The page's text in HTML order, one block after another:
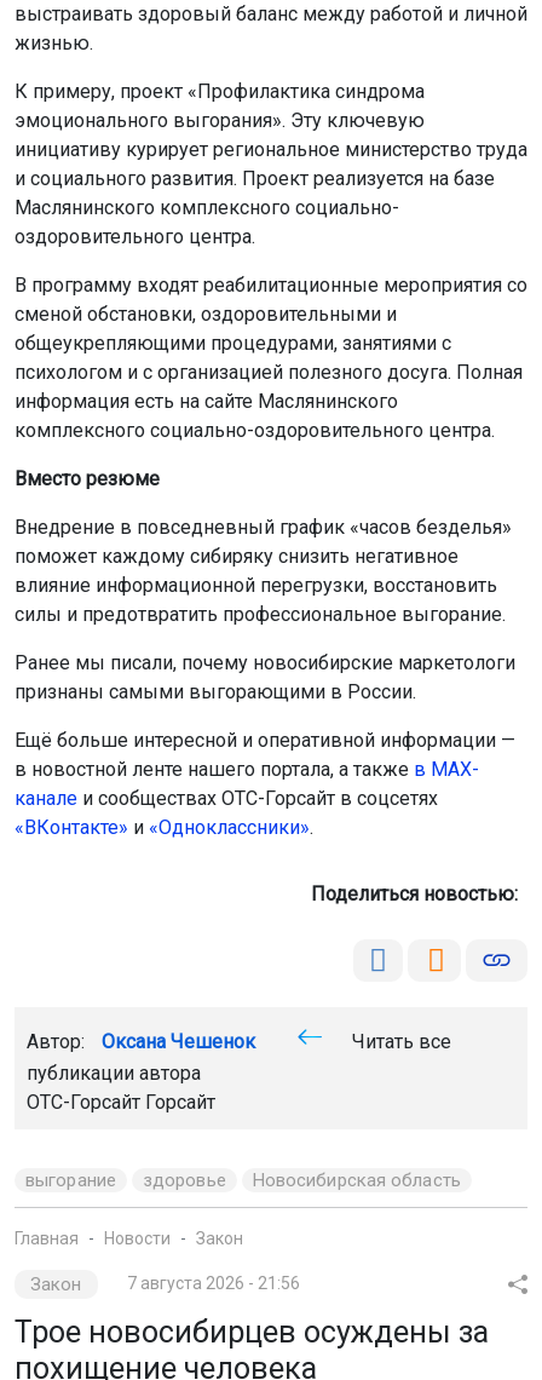
выстраивать здоровый баланс между работой и личной
жизнью.
К примеру, проект «Профилактика синдрома
эмоционального выгорания». Эту ключевую
инициативу курирует региональное министерство труда
и социального развития. Проект реализуется на базе
Маслянинского комплексного социально-
оздоровительного центра.
В программу входят реабилитационные мероприятия со
сменой обстановки, оздоровительными и
общеукрепляющими процедурами, занятиями с
психологом и с организацией полезного досуга. Полная
информация есть на сайте Маслянинского
комплексного социально-оздоровительного центра.
Вместо резюме
Внедрение в повседневный график «часов безделья»
поможет каждому сибиряку снизить негативное
влияние информационной перегрузки, восстановить
силы и предотвратить профессиональное выгорание.
Ранее мы писали, почему новосибирские маркетологи
признаны самыми выгорающими в России.
Ещё больше интересной и оперативной информации —
в новостной ленте нашего портала, а также в МАХ-
канале и сообществах ОТС-Горсайт в соцсетях
«ВКонтакте» и «Одноклассники».
Поделиться новостью:
Автор: Оксана Чешенок
Читать все
публикации автора
ОТС-Горсайт Горсайт
выгорание здоровье Новосибирская область
Главная Новости Закон
Закон 7 августа 2026 - 21:56
Трое новосибирцев осуждены за
похищение человека